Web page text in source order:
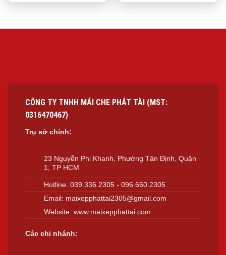
CÔNG TY TNHH MÁI CHE PHÁT TÀI (MST:
0316470467)
Trụ sở chính:
23 Nguyễn Phi Khanh, Phường Tân Định, Quận
1, TP HCM
Hotline:039.336.2305 -096.660.2305
Email: maixepphattai2305@gmail.com
Website:www.maixepphattai.com
Các chi nhánh: